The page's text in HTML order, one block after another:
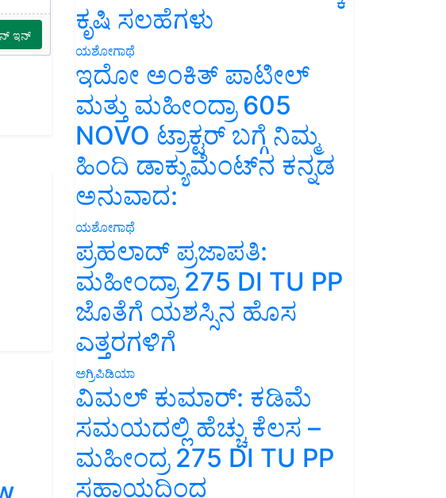
ಕೃಷಿ ಸಲಹೆಗಳು
ಯಶೋಗಾಥೆ
ಇದೋ ಅಂಕಿತ್ ಪಾಟೀಲ್
ಮತ್ತು ಮಹೀಂದ್ರಾ 605
NOVO ಟ್ರಾಕ್ಟರ್ ಬಗ್ಗೆ ನಿಮ್ಮ
ಹಿಂದಿ ಡಾಕ್ಯುಮೆಂಟ್‌ನ ಕನ್ನಡ
ಅನುವಾದ:
ಯಶೋಗಾಥೆ
ಪ್ರಹಲಾದ್ ಪ್ರಜಾಪತಿ:
ಮಹೀಂದ್ರಾ 275 DI TU PP
ಜೊತೆಗೆ ಯಶಸ್ಸಿನ ಹೊಸ
ಎತ್ತರಗಳಿಗೆ
ಅಗ್ರಿಪಿಡಿಯಾ
ವಿಮಲ್ ಕುಮಾರ್: ಕಡಿಮೆ
ಸಮಯದಲ್ಲಿ ಹೆಚ್ಚು ಕೆಲಸ –
ಮಹೀಂದ್ರ 275 DI TU PP
ಸಹಾಯದಿಂದ